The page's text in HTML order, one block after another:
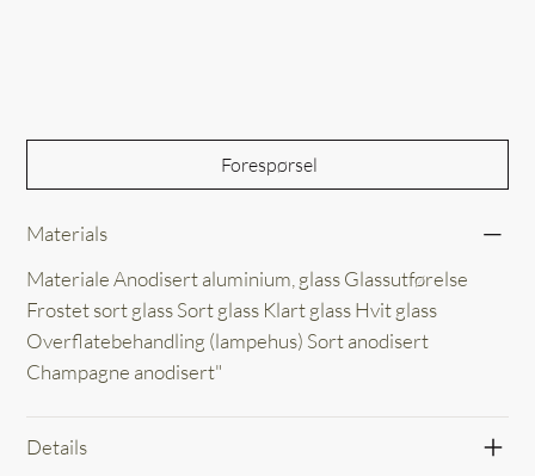
Forespørsel
Materials
Materiale Anodisert aluminium, glass Glassutførelse
Frostet sort glass Sort glass Klart glass Hvit glass
Overflatebehandling (lampehus) Sort anodisert
Champagne anodisert"
Details